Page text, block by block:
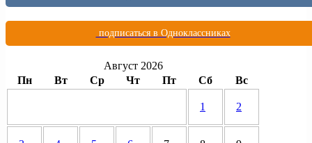
подписаться в Одноклассниках
Август 2026
Пн
Вт Ср Чт Пт Сб Вс
1 2